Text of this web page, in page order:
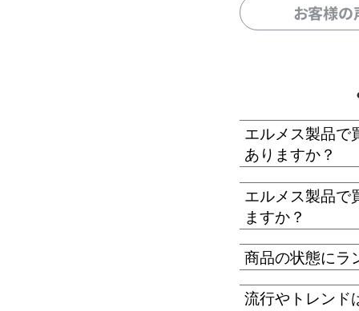
お客様
エルメス製品で
ありますか？
エルメス製品で
ますか？
商品の状態にラ
流行やトレンド